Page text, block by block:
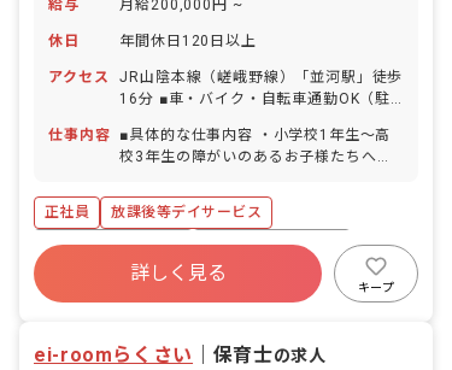
給与 月給200,000円 ~
休日 年間休日120日以上
アクセス
JR山陰本線（嵯峨野線）「並河駅」徒歩
16分 ■車・バイク・自転車通勤OK（駐
仕事内容
■具体的な仕事内容 ・小学校1年生～高
校3年生の障がいのあるお子様たちへの
などの送迎業務 ・個別支援計画に基づい
た、個別トレーニング・集団トレーニン
グ ・連絡帳記入 ・保護者対応 ■保育理
念 ジョイアスリビングは、素直で優しい
気持ちを持った子どもたちの「こころ」
奇心を育て、可能性を広げる環境づく
正社員
放課後等デイサービス
ボーナス・賞与あり
年間休日120日以上
社会保険完備
有給
残業少なめ
詳しく見る
キープ
ei-roomらくさい 保育士の求人